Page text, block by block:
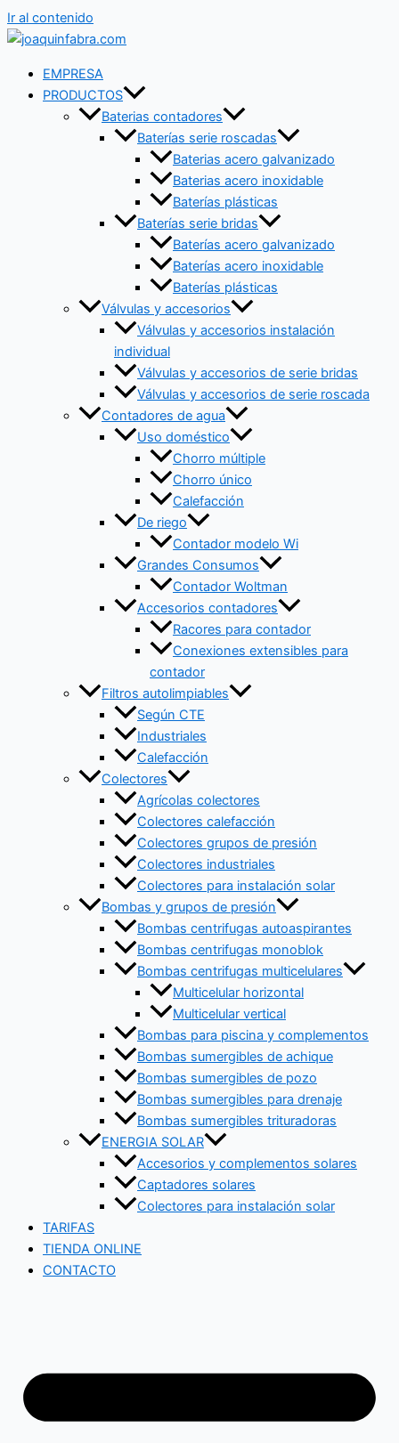
Ir al contenido
EMPRESA
PRODUCTOS
Baterias contadores
Baterías serie roscadas
Baterias acero galvanizado
Baterias acero inoxidable
Baterías plásticas
Baterías serie bridas
Baterías acero galvanizado
Baterías acero inoxidable
Baterías plásticas
Válvulas y accesorios
Válvulas y accesorios instalación
individual
Válvulas y accesorios de serie bridas
Válvulas y accesorios de serie roscada
Contadores de agua
Uso doméstico
Chorro múltiple
Chorro único
Calefacción
De riego
Contador modelo Wi
Grandes Consumos
Contador Woltman
Accesorios contadores
Racores para contador
Conexiones extensibles para
contador
Filtros autolimpiables
Según CTE
Industriales
Calefacción
Colectores
Agrícolas colectores
Colectores calefacción
Colectores grupos de presión
Colectores industriales
Colectores para instalación solar
Bombas y grupos de presión
Bombas centrifugas autoaspirantes
Bombas centrifugas monoblok
Bombas centrifugas multicelulares
Multicelular horizontal
Multicelular vertical
Bombas para piscina y complementos
Bombas sumergibles de achique
Bombas sumergibles de pozo
Bombas sumergibles para drenaje
Bombas sumergibles trituradoras
ENERGIA SOLAR
Accesorios y complementos solares
Captadores solares
Colectores para instalación solar
TARIFAS
TIENDA ONLINE
CONTACTO